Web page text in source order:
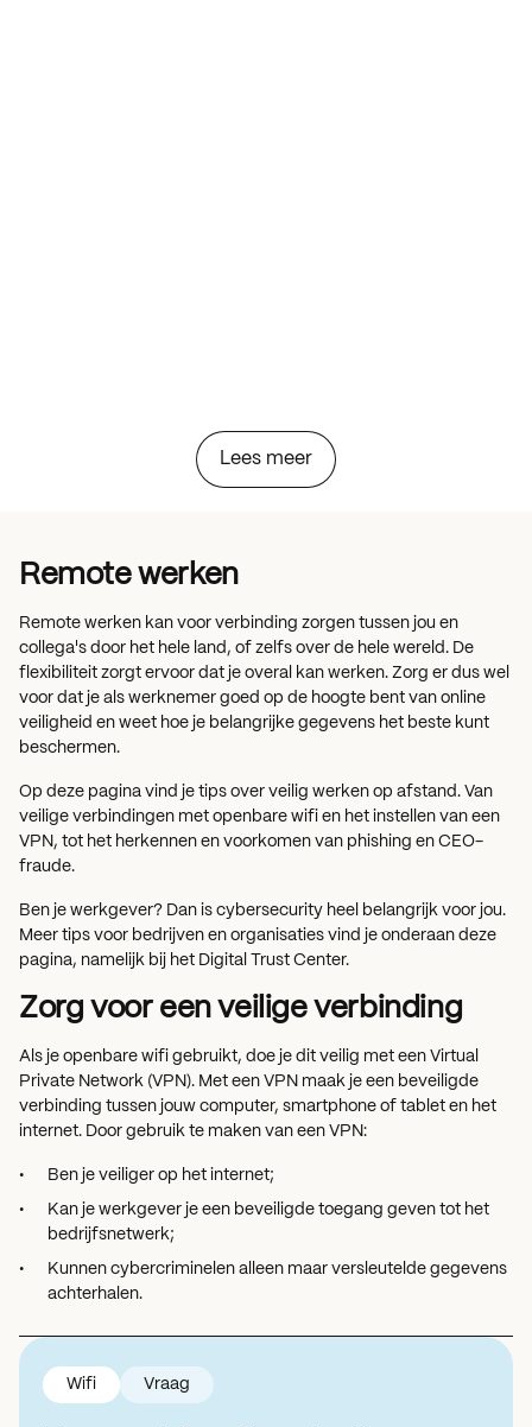
Lees meer
Remote werken
Remote werken kan voor verbinding zorgen tussen jou en
collega's door het hele land, of zelfs over de hele wereld. De
flexibiliteit zorgt ervoor dat je overal kan werken. Zorg er dus wel
voor dat je als werknemer goed op de hoogte bent van online
veiligheid en weet hoe je belangrijke gegevens het beste kunt
beschermen.
Op deze pagina vind je tips over veilig werken op afstand. Van
veilige verbindingen met openbare wifi en het instellen van een
VPN, tot het herkennen en voorkomen van phishing en CEO-
fraude.
Ben je werkgever? Dan is cybersecurity heel belangrijk voor jou.
Meer tips voor bedrijven en organisaties vind je onderaan deze
pagina, namelijk bij het Digital Trust Center.
Zorg voor een veilige verbinding
Als je openbare wifi gebruikt, doe je dit veilig met een Virtual
Private Network (VPN). Met een VPN maak je een beveiligde
verbinding tussen jouw computer, smartphone of tablet en het
internet. Door gebruik te maken van een VPN:
Ben je veiliger op het internet;
Kan je werkgever je een beveiligde toegang geven tot het
bedrijfsnetwerk;
Kunnen cybercriminelen alleen maar versleutelde gegevens
achterhalen.
Wifi Vraag